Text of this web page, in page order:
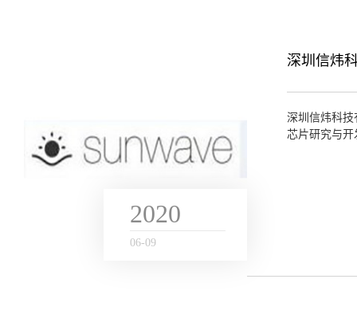
2020
06-09
深圳信炜
深圳信炜科
芯片研究与开